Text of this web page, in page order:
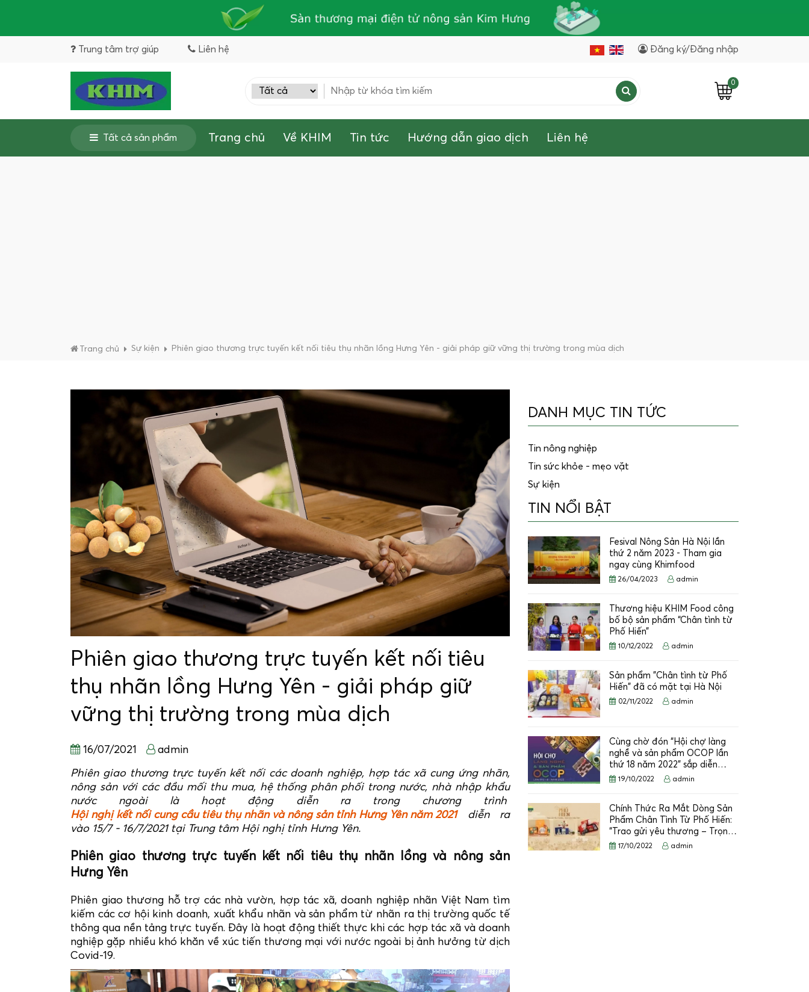
Trung tâm trợ giúp Liên hệ Đăng ký/Đăng nhập
0
Tất cả sản phẩm Trang chủ Về KHIM Tin tức Hướng dẫn giao dịch Liên hệ
Trang chủ Sự kiện Phiên giao thương trực tuyến kết nối tiêu thụ nhãn lồng Hưng Yên - giải pháp giữ vững thị trường trong mùa dịch
Phiên giao thương trực tuyến kết nối tiêu
thụ nhãn lồng Hưng Yên - giải pháp giữ
vững thị trường trong mùa dịch
16/07/2021 admin
Phiên giao thương trực tuyến kết nối các doanh nghiệp, hợp tác xã cung ứng nhãn,
nông sản với các đầu mối thu mua, hệ thống phân phối trong nước, nhà nhập khẩu
nước ngoài là hoạt động diễn ra trong chương trình
Hội nghị kết nối cung cầu tiêu thụ nhãn và nông sản tỉnh Hưng Yên năm 2021diễn ra
vào 15/7 - 16/7/2021 tại Trung tâm Hội nghị tỉnh Hưng Yên.
Phiên giao thương trực tuyến kết nối tiêu thụ nhãn lồng và nông sản
Hưng Yên
Phiên giao thương hỗ trợ các nhà vườn, hợp tác xã, doanh nghiệp nhãn Việt Nam tìm
kiếm các cơ hội kinh doanh, xuất khẩu nhãn và sản phẩm từ nhãn ra thị trường quốc tế
thông qua nền tảng trực tuyến. Đây là hoạt động thiết thực khi các hợp tác xã và doanh
nghiệp gặp nhiều khó khăn về xúc tiến thương mại với nước ngoài bị ảnh hưởng từ dịch
Covid-19.
DANH MỤC TIN TỨC
Tin nông nghiệp
Tin sức khỏe - mẹo vặt
Sự kiện
TIN NỔI BẬT
Fesival Nông Sản Hà Nội lần
thứ 2 năm 2023 - Tham gia
ngay cùng Khimfood
26/04/2023 admin
Thương hiệu KHIM Food công
bố bộ sản phẩm “Chân tình từ
Phố Hiến”
10/12/2022 admin
Sản phẩm "Chân tình từ Phố
Hiến" đã có mặt tại Hà Nội
02/11/2022 admin
Cùng chờ đón “Hội chợ làng
nghề và sản phẩm OCOP lần
thứ 18 năm 2022” sắp diễn…
19/10/2022 admin
Chính Thức Ra Mắt Dòng Sản
Phẩm Chân Tình Từ Phố Hiến:
“Trao gửi yêu thương – Trọn…
17/10/2022 admin